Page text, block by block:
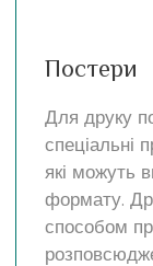
Постери
Для друку
спеціальні
які можуть
формату.
способом